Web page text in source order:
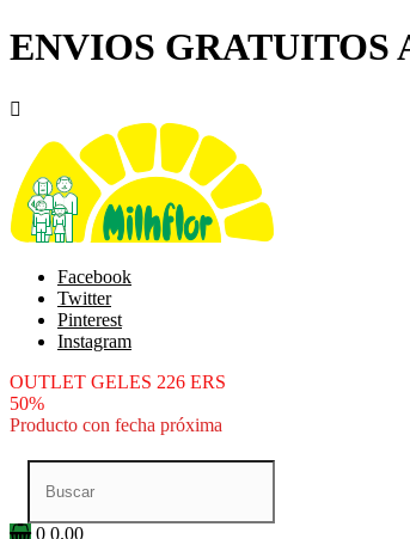
ENVIOS GRATUITOS

Facebook
Twitter
Pinterest
Instagram
OUTLET GELES 226 ERS
50%
Producto con fecha próxima
0 0.00